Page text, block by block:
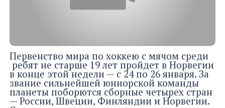
Первенство мира по хоккею с мячом среди
ребят не старше 19 лет пройдет в Норвегии
в конце этой недели — с 24 по 26 января. За
звание сильнейшей юниорской команды
планеты поборются сборные четырех стран
— России, Швеции, Финляндии и Норвегии.